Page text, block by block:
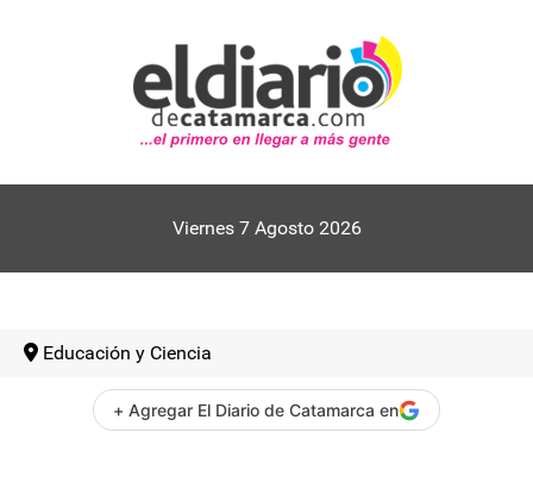
Viernes 7 Agosto 2026
Educación y Ciencia
+ Agregar El Diario de Catamarca en